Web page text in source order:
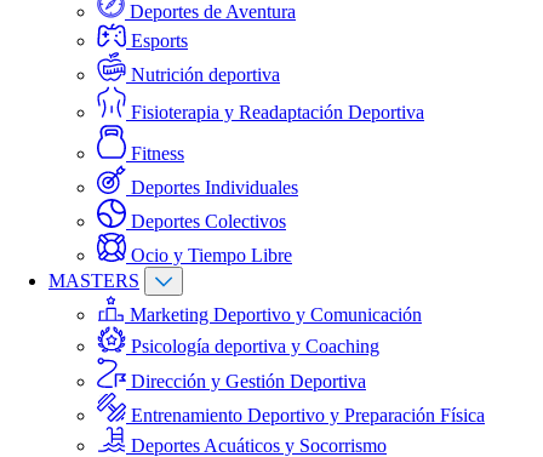
Deportes de Aventura
Esports
Nutrición deportiva
Fisioterapia y Readaptación Deportiva
Fitness
Deportes Individuales
Deportes Colectivos
Ocio y Tiempo Libre
MASTERS
Marketing Deportivo y Comunicación
Psicología deportiva y Coaching
Dirección y Gestión Deportiva
Entrenamiento Deportivo y Preparación Física
Deportes Acuáticos y Socorrismo